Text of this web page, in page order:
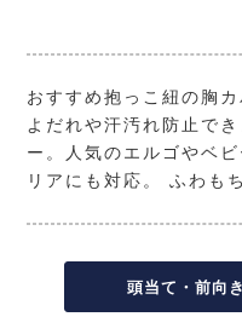
おすすめ抱っこ紐の胸
よだれや汗汚れ防止で
ー。人気のエルゴやベ
リアにも対応。 ふわも
頭当て・前向